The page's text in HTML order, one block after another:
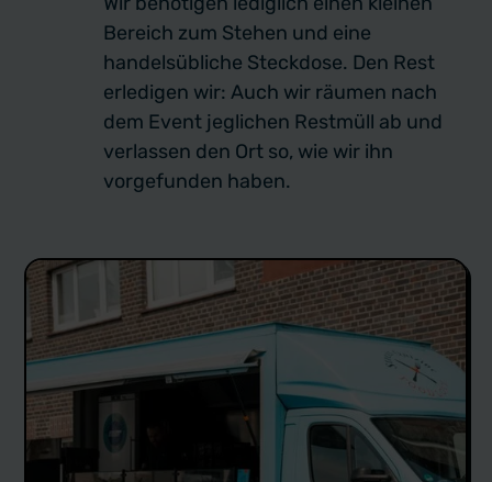
Bereich zum Stehen und eine
handelsübliche Steckdose. Den Rest
erledigen wir: Auch wir räumen nach
dem Event jeglichen Restmüll ab und
verlassen den Ort so, wie wir ihn
vorgefunden haben.